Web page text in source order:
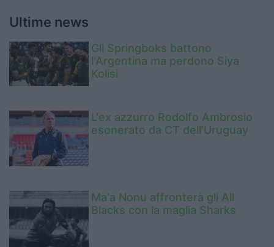
Ultime news
Gli Springboks battono
l'Argentina ma perdono Siya
Kolisi
L'ex azzurro Rodolfo Ambrosio
esonerato da CT dell'Uruguay
Ma'a Nonu affronterà gli All
Blacks con la maglia Sharks